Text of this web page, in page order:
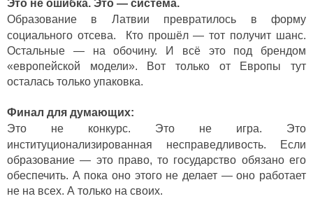
Это не ошибка. Это — система.
Образование в Латвии превратилось в форму
социального отсева.
Кто прошёл — тот получит шанс.
Остальные — на обочину.
И всё это под брендом
«европейской модели». Вот только от Европы тут
осталась только упаковка.
Финал для думающих:
Это не конкурс. Это не игра. Это
институционализированная несправедливость.
Если
образование — это право, то государство обязано его
обеспечить. А пока оно этого не делает — оно работает
не на всех. А только на своих.